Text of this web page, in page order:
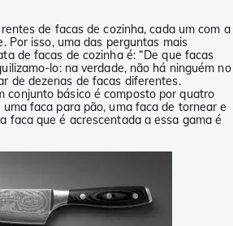
de facas de cozinha, cada um com a
Por isso, uma das perguntas mais
de facas de cozinha é: “De que facas
lo: na verdade, não há ninguém no
de dezenas de facas diferentes.
conjunto básico é composto por quatro
faca para pão, uma faca de tornear e
faca que é acrescentada a essa gama é